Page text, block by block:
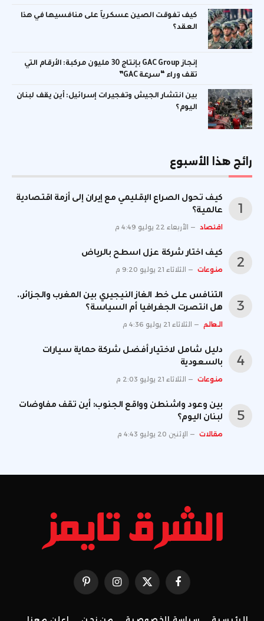
كيف تفوقت الصين عسكرياً على منافسيها في هذا
العقد؟
إنجاز GAC Group بإنتاج 30 مليون مركبة: الأرقام التي
تقف وراء “سرعة GAC”
بين انتشار الجيش وتفجيرات إسرائيل: أين يقف لبنان
اليوم؟
رائج هذا الأسبوع
كيف تحول الصراع الإقليمي مع إيران إلى أزمة اقتصادية
عالمية؟
اقتصاد الأربعاء 22 يوليو 4:49 م
كيف اختار شركة عزل اسطح بالرياض
منوعات الثلاثاء 21 يوليو 9:20 م
التنافس على خط الغاز النيجيري بين المغرب والجزائر..
هل انتصرت الجغرافيا أم السياسة؟
العالم الثلاثاء 21 يوليو 4:36 م
دليل شامل لاختيار أفضل شركة حماية سيارات
بالسعودية
منوعات الثلاثاء 21 يوليو 2:03 م
بين وعود واشنطن وواقع الجنوب: أين تقف مفاوضات
لبنان اليوم؟
مقالات الإثنين 20 يوليو 4:43 م
فيسبوك X
(Twitter)
الانستغرامبينتيريست